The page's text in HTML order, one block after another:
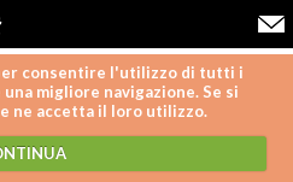
consentire l'utilizzo di tutti i
migliore navigazione. Se si
ne accetta il loro utilizzo.